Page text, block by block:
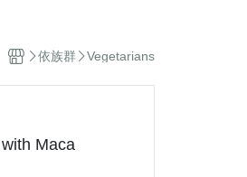
(3~6歲)
歲)
依族群 Vegetarians
Maca